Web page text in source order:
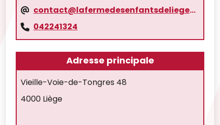
contact@lafermedesenfantsdeliege.be
042241324
Adresse principale
Vieille-Voie-de-Tongres 48
4000 Liège